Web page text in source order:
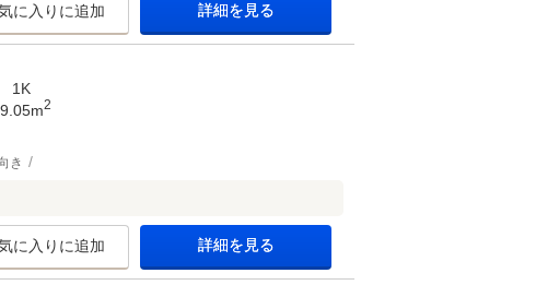
に入りに追加 詳細を見る
1K
2
き
に入りに追加 詳細を見る